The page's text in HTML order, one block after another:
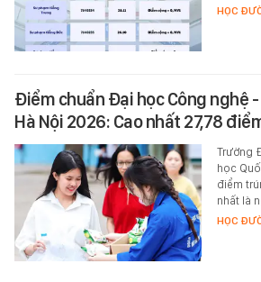
HỌC
Điểm chuẩn Đại học Công nghệ
Hà Nội 2026: Cao nhất 27,78
Trường
học
điểm
nhất là
HỌC